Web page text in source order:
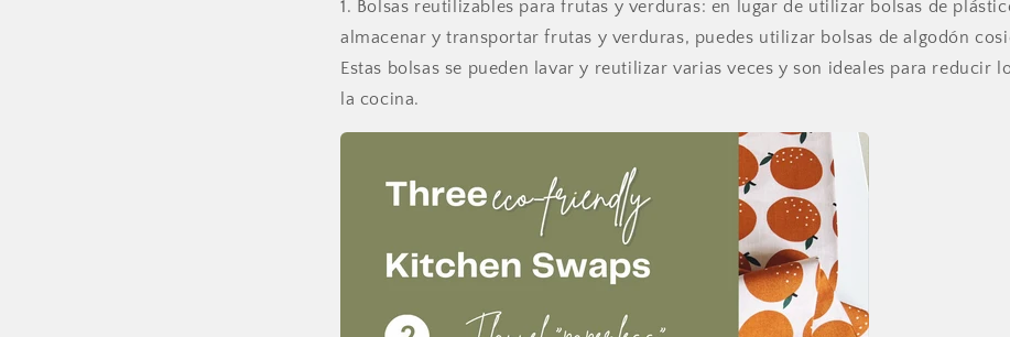
1. Bolsas reutilizables para frutas y verduras: en lugar de utilizar bolsas de
almacenar y transportar frutas y verduras, puedes utilizar bolsas de algodón
Estas bolsas se pueden lavar y reutilizar varias veces y son ideales para reducir
la cocina.